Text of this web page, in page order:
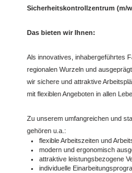
Sicherheitskontrollzentrum (m/
Das bieten wir Ihnen:
Als innovatives, inhabergeführtes
regionalen Wurzeln und
wir sichere und attraktive
mit flexiblen Angeboten in allen
Zu unserem umfangreichen und
gehören u.a.:
flexible Arbeitszeiten und
modern und ergonomisch
attraktive leistungsbezogene
individuelle